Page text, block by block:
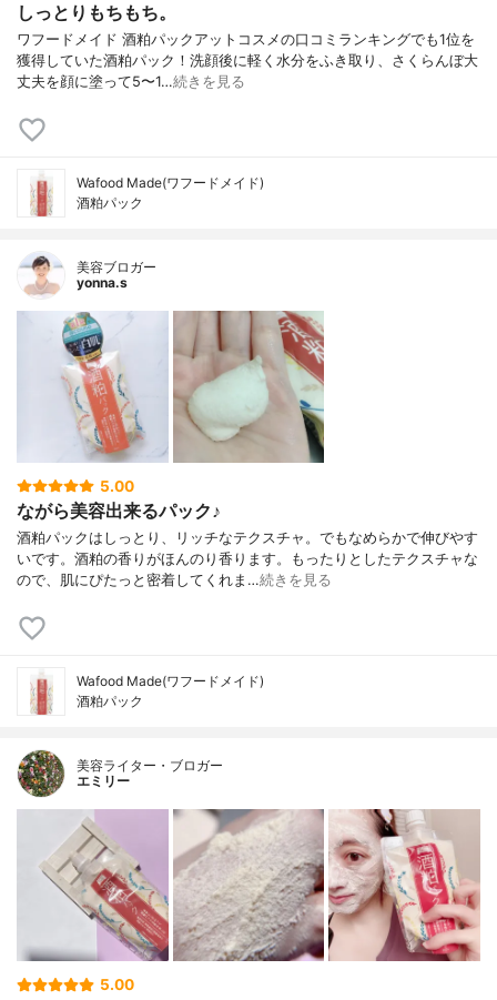
しっとりもちもち。
ワフードメイド 酒粕パック アットコスメの口コミランキングでも1位を
獲得していた酒粕パック！ 洗顔後に軽く水分をふき取り、さくらんぼ大
丈夫を顔に塗って5〜1…続きを見る
Wafood Made(ワフードメイド)
酒粕パック
美容ブロガー
yonna.s
5.00
ながら美容出来るパック♪
酒粕パックはしっとり、リッチなテクスチャ。でもなめらかで伸びやす
いです。酒粕の香りがほんのり香ります。もったりとしたテクスチャな
ので、肌にぴたっと密着してくれま…続きを見る
Wafood Made(ワフードメイド)
酒粕パック
美容ライター・ブロガー
エミリー
5.00